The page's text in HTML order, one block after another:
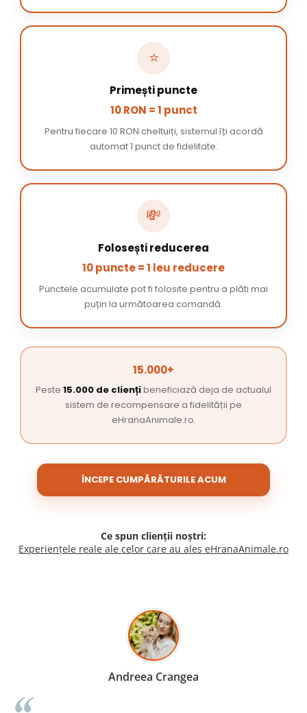
⭐
Primești puncte
10 RON = 1 punct
Pentru fiecare 10 RON cheltuiți, sistemul îți acordă
automat 1 punct de fidelitate.
💸
Folosești reducerea
10 puncte = 1 leu reducere
Punctele acumulate pot fi folosite pentru a plăti mai
puțin la următoarea comandă.
15.000+
Peste 15.000 de cliențibeneficiază deja de actualul
sistem de recompensare a fidelității pe
eHranaAnimale.ro.
ÎNCEPE CUMPĂRĂTURILE ACUM
Ce spun clienții noștri:
Experiențele reale ale celor care au ales eHranaAnimale.ro
Madalina Stancea